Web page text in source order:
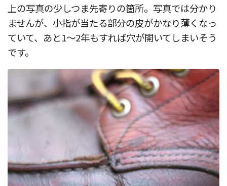
上の写真の少しつま先寄りの箇所。写真では分かり
ませんが、小指が当たる部分の皮がかなり薄くなっ
ていて、あと1〜2年もすれば穴が開いてしまいそう
です。